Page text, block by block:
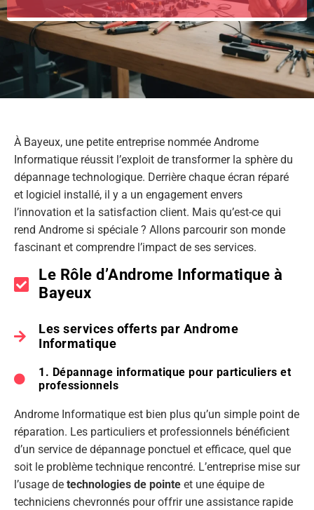
À Bayeux, une petite entreprise nommée Androme
Informatique réussit l’exploit de transformer la sphère du
dépannage technologique. Derrière chaque écran réparé
et logiciel installé, il y a un engagement envers
l’innovation et la satisfaction client. Mais qu’est-ce qui
rend Androme si spéciale ? Allons parcourir son monde
fascinant et comprendre l’impact de ses services.
Le Rôle d’Androme Informatique à
Bayeux
Les services offerts par Androme
Informatique
1. Dépannage informatique pour particuliers et
professionnels
Androme Informatique est bien plus qu’un simple point de
réparation. Les particuliers et professionnels bénéficient
d’un service de dépannage ponctuel et efficace, quel que
soit le problème technique rencontré. L’entreprise mise sur
l’usage de technologies de pointe et une équipe de
techniciens chevronnés pour offrir une assistance rapide